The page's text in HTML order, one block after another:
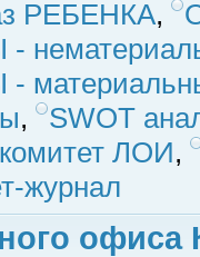
РЕБЕНКА,
,
SWOT
ЛОИ,
журнал
офиса